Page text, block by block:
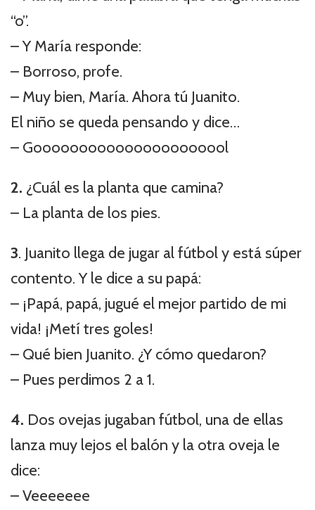
“o”.
– Y María responde:
– Borroso, profe.
– Muy bien, María. Ahora tú Juanito.
El niño se queda pensando y dice…
– Goooooooooooooooooooool
2. ¿Cuál es la planta que camina?
– La planta de los pies.
3. Juanito llega de jugar al fútbol y está súper
contento. Y le dice a su papá:
– ¡Papá, papá, jugué el mejor partido de mi
vida! ¡Metí tres goles!
– Qué bien Juanito. ¿Y cómo quedaron?
– Pues perdimos 2 a 1.
4. Dos ovejas jugaban fútbol, una de ellas
lanza muy lejos el balón y la otra oveja le
dice:
– Veeeeeee